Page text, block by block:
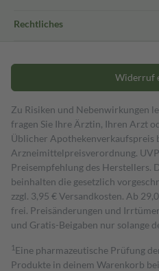
Rechtliches
Widerruf
Zu Risiken und Nebenwirkungen
fragen Sie Ihre Ärztin, Ihren Arzt
Üblicher Apothekenverkaufspreis
Arzneimittelpreisverordnung.
Preisempfehlung des Herstellers.
beinhalten die gesetzlich
zzgl. 3,95 € Versandkosten. Ab
frei. Preisänderungen und
und Gratis-Beigaben nur solange
1 Eine pharmazeutische Prüfung
Produkte in deinem Warenkorb